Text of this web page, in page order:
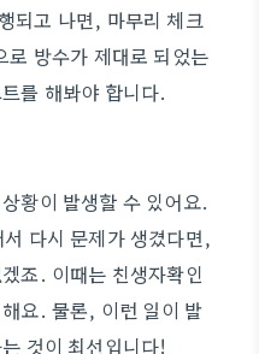
되고 나면, 마무리 체크
방수가 제대로 되었는
를 해봐야 합니다.
황이 발생할 수 있어요.
다시 문제가 생겼다면,
죠. 이때는 친생자확인
요. 물론, 이런 일이 발
것이 최선입니다!